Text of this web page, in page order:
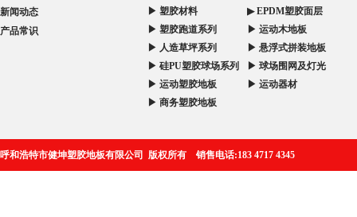
新闻动态
产品常识
▶ 塑胶材料
▶ EPDM塑胶面层
▶ 塑胶跑道系列
▶ 运动木地板
▶ 人造草坪系列
▶ 悬浮式拼装地板
▶ 硅PU塑胶球场系列
▶ 球场围网及灯光
▶ 运动塑胶地板
▶ 运动器材
▶ 商务塑胶地板
呼和浩特市健坤塑胶地板有限公司 版权所有 销售电话:183 4717 4345